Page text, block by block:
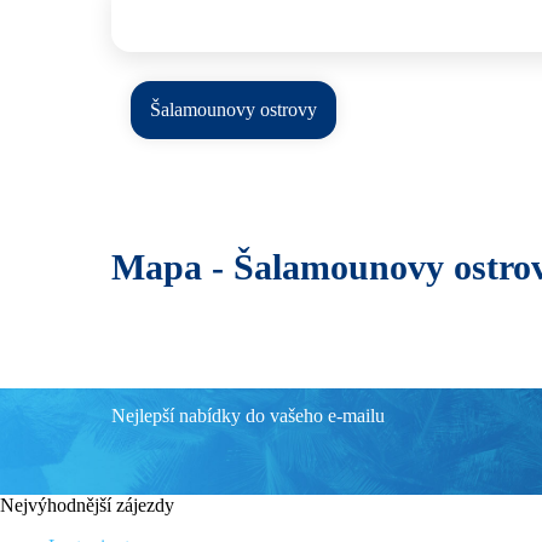
Šalamounovy ostrovy
Mapa - Šalamounovy
Nejlepší nabídky do vašeho e-mailu
Nejvýhodnější zájezdy